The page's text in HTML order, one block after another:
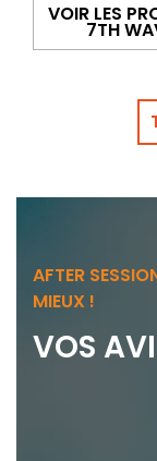
VOIR LES
7TH
AFTER
MIEUX !
VOS